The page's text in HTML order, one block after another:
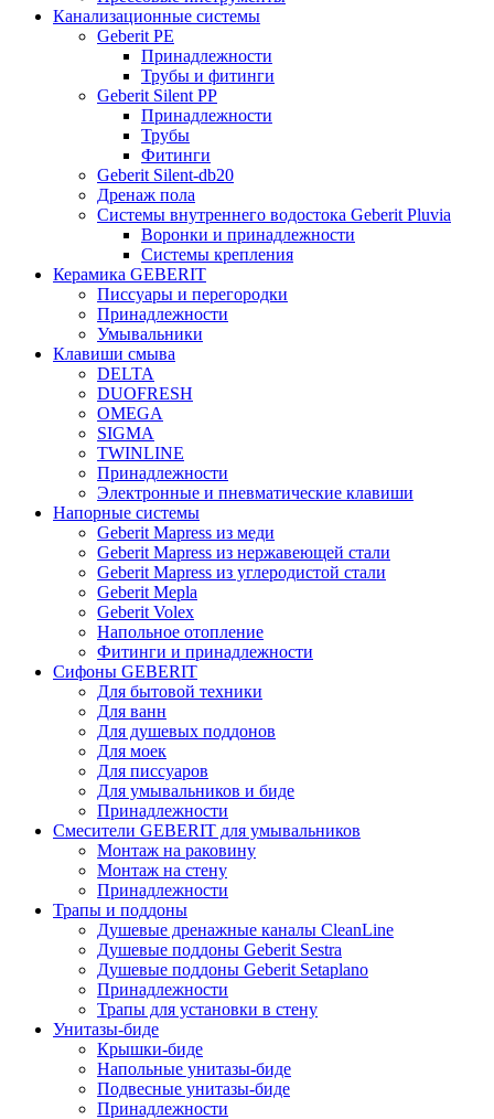
Канализационные системы
Geberit PE
Принадлежности
Трубы и фитинги
Geberit Silent PP
Принадлежности
Трубы
Фитинги
Geberit Silent-db20
Дренаж пола
Системы внутреннего водостока Geberit Pluvia
Воронки и принадлежности
Системы крепления
Керамика GEBERIT
Писсуары и перегородки
Принадлежности
Умывальники
Клавиши смыва
DELTA
DUOFRESH
OMEGA
SIGMA
TWINLINE
Принадлежности
Электронные и пневматические клавиши
Напорные системы
Geberit Mapress из меди
Geberit Mapress из нержавеющей стали
Geberit Mapress из углеродистой стали
Geberit Mepla
Geberit Volex
Напольное отопление
Фитинги и принадлежности
Сифоны GEBERIT
Для бытовой техники
Для ванн
Для душевых поддонов
Для моек
Для писсуаров
Для умывальников и биде
Принадлежности
Смесители GEBERIT для умывальников
Монтаж на раковину
Монтаж на стену
Принадлежности
Трапы и поддоны
Душевые дренажные каналы CleanLine
Душевые поддоны Geberit Sestra
Душевые поддоны Geberit Setaplano
Принадлежности
Трапы для установки в стену
Унитазы-биде
Крышки-биде
Напольные унитазы-биде
Подвесные унитазы-биде
Принадлежности